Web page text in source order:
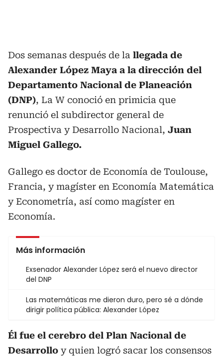
Dos semanas después de la llegada de
Alexander López Maya a la dirección del
Departamento Nacional de Planeación
(DNP), La W conoció en primicia que
renunció el subdirector general de
Prospectiva y Desarrollo Nacional, Juan
Miguel Gallego.
Gallego es doctor de Economía de Toulouse,
Francia, y magíster en Economía Matemática
y Econometría, así como magíster en
Economía.
Más información
Exsenador Alexander López será el nuevo director
del DNP
Las matemáticas me dieron duro, pero sé a dónde
dirigir política pública: Alexander López
Él fue el cerebro del Plan Nacional de
Desarrollo y quien logró sacar los consensos